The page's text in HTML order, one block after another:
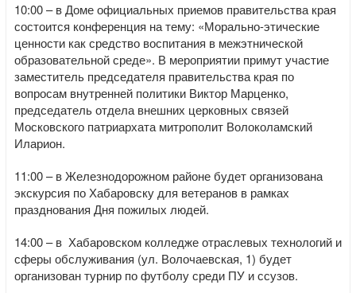
10:00 – в Доме официальных приемов правительства края
состоится конференция на тему: «Морально-этические
ценности как средство воспитания в межэтнической
образовательной среде». В мероприятии примут участие
заместитель председателя правительства края по
вопросам внутренней политики Виктор Марценко,
председатель отдела внешних церковных связей
Московского патриархата митрополит Волоколамский
Иларион.
11:00 – в Железнодорожном районе будет организована
экскурсия по Хабаровску для ветеранов в рамках
празднования Дня пожилых людей.
14:00 – в Хабаровском колледже отраслевых технологий и
сферы обслуживания (ул. Волочаевская, 1) будет
организован турнир по футболу среди ПУ и ссузов.